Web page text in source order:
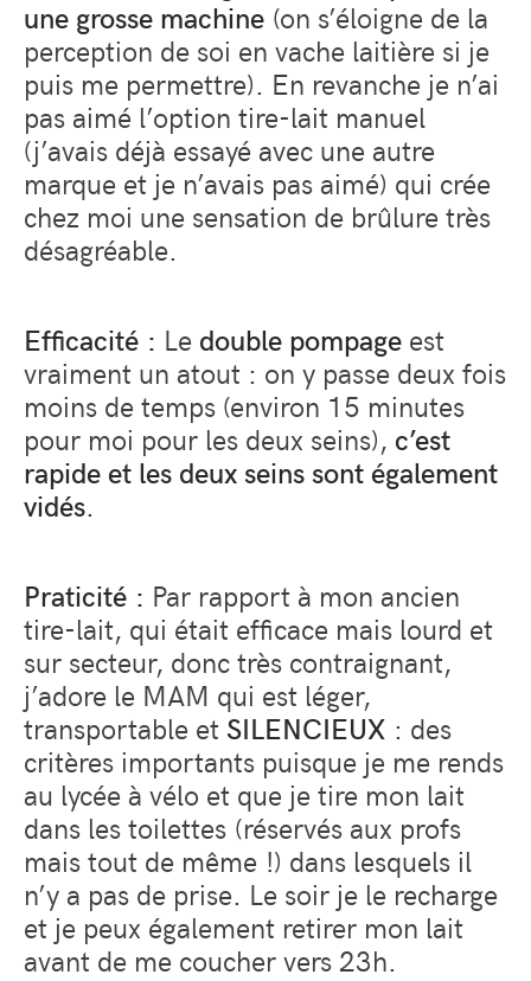
une grosse machine (on s’éloigne de la
perception de soi en vache laitière si je
puis me permettre). En revanche je n’ai
pas aimé l’option tire-lait manuel
(j’avais déjà essayé avec une autre
marque et je n’avais pas aimé) qui crée
chez moi une sensation de brûlure très
désagréable.
Efficacité : Le double pompage est
vraiment un atout : on y passe deux fois
moins de temps (environ 15 minutes
pour moi pour les deux seins), c’est
rapide et les deux seins sont également
vidés.
Praticité : Par rapport à mon ancien
tire-lait, qui était efficace mais lourd et
sur secteur, donc très contraignant,
j’adore le MAM qui est léger,
transportable et SILENCIEUX : des
critères importants puisque je me rends
au lycée à vélo et que je tire mon lait
dans les toilettes (réservés aux profs
mais tout de même !) dans lesquels il
n’y a pas de prise. Le soir je le recharge
et je peux également retirer mon lait
avant de me coucher vers 23h.